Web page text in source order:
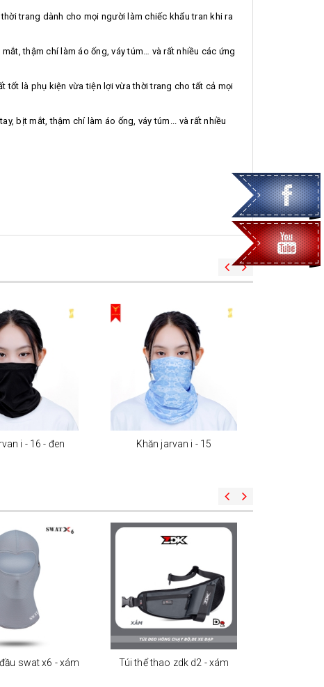
trang dành cho mọi người làm chiếc khẩu tran khi ra
thậm chí làm áo ống, váy túm… và rất nhiều các ứng
tốt là phụ kiện vừa tiện lợi vừa thời trang cho tất cả mọi
bịt mắt, thậm chí làm áo ống, váy túm... và rất nhiều
i - 16 - đen Khăn jarvan i - 15
swat x6 - xám Túi thể thao zdk d2 - xám